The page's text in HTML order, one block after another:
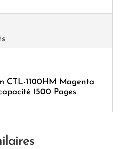
CTL-1100HM Magenta
1500 Pages